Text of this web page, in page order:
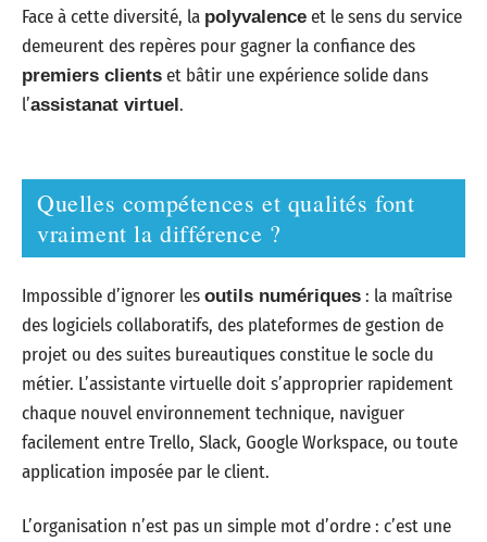
Face à cette diversité, la polyvalence et le sens du service
demeurent des repères pour gagner la confiance des
premiers clients et bâtir une expérience solide dans
l’assistanat virtuel.
Quelles compétences et qualités font
vraiment la différence ?
Impossible d’ignorer les outils numériques : la maîtrise
des logiciels collaboratifs, des plateformes de gestion de
projet ou des suites bureautiques constitue le socle du
métier. L’assistante virtuelle doit s’approprier rapidement
chaque nouvel environnement technique, naviguer
facilement entre Trello, Slack, Google Workspace, ou toute
application imposée par le client.
L’organisation n’est pas un simple mot d’ordre : c’est une